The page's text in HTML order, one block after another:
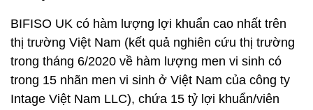
BIFISO UK có hàm lượng lợi khuẩn cao nhất trên
thị trường Việt Nam (kết quả nghiên cứu thị trường
trong tháng 6/2020 về hàm lượng men vi sinh có
trong 15 nhãn men vi sinh ở Việt Nam của công ty
Intage Việt Nam LLC), chứa 15 tỷ lợi khuẩn/viên